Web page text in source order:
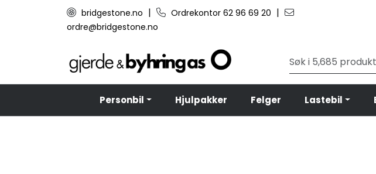
Skip to main contentbridgestone.no | Ordrekontor 62 96 69 20 |
ordre@bridgestone.no
Personbil Hjulpakker Felger Lastebil